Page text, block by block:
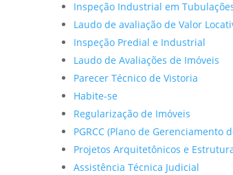
Inspeção Industrial em
Laudo de avaliação de Valor
Inspeção Predial e Industrial
Laudo de Avaliações de Imóveis
Parecer Técnico de Vistoria
Habite-se
Regularização de Imóveis
PGRCC (Plano de Gerenciamento
Projetos Arquitetônicos e
Assistência Técnica Judicial